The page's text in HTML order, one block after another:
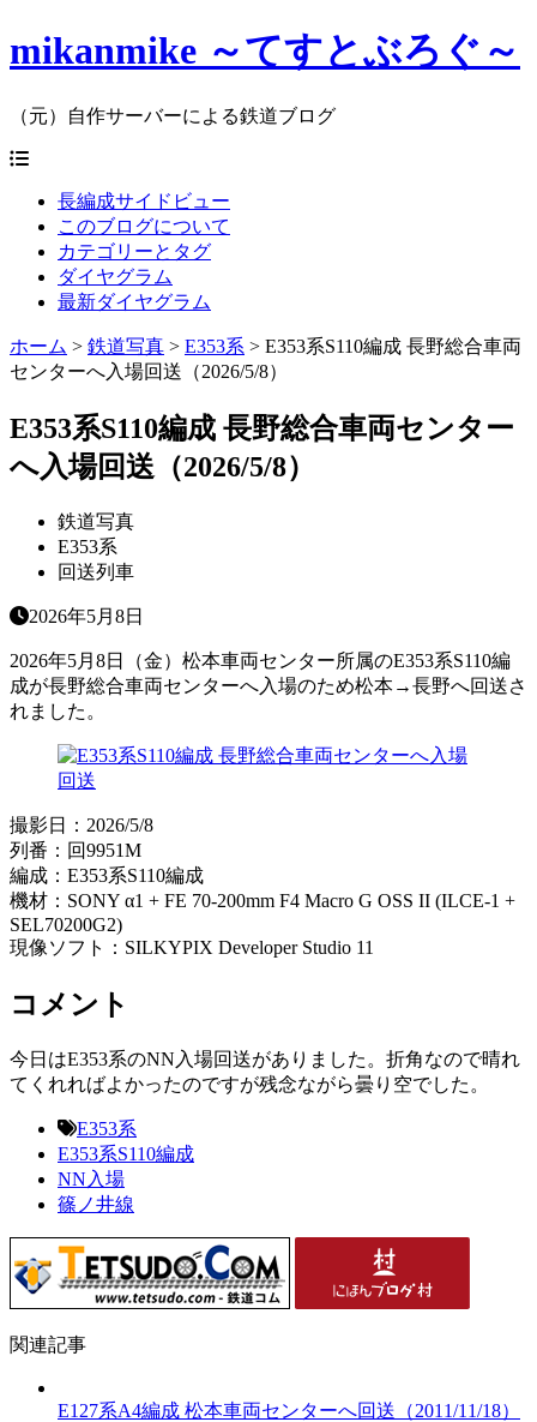
mikanmike ～てすとぶろぐ～
（元）自作サーバーによる鉄道ブログ
長編成サイドビュー
このブログについて
カテゴリーとタグ
ダイヤグラム
最新ダイヤグラム
ホーム > 鉄道写真 > E353系 > E353系S110編成 長野総合車両
センターへ入場回送（2026/5/8）
E353系S110編成 長野総合車両センター
へ入場回送（2026/5/8）
鉄道写真
E353系
回送列車
2026年5月8日
2026年5月8日（金）松本車両センター所属のE353系S110編
成が長野総合車両センターへ入場のため松本→長野へ回送さ
れました。
撮影日：2026/5/8
列番：回9951M
編成：E353系S110編成
機材：SONY α1 + FE 70-200mm F4 Macro G OSS II (ILCE-1 +
SEL70200G2)
現像ソフト：SILKYPIX Developer Studio 11
コメント
今日はE353系のNN入場回送がありました。折角なので晴れ
てくれればよかったのですが残念ながら曇り空でした。
E353系
E353系S110編成
NN入場
篠ノ井線
関連記事
E127系A4編成 松本車両センターへ回送（2011/11/18）